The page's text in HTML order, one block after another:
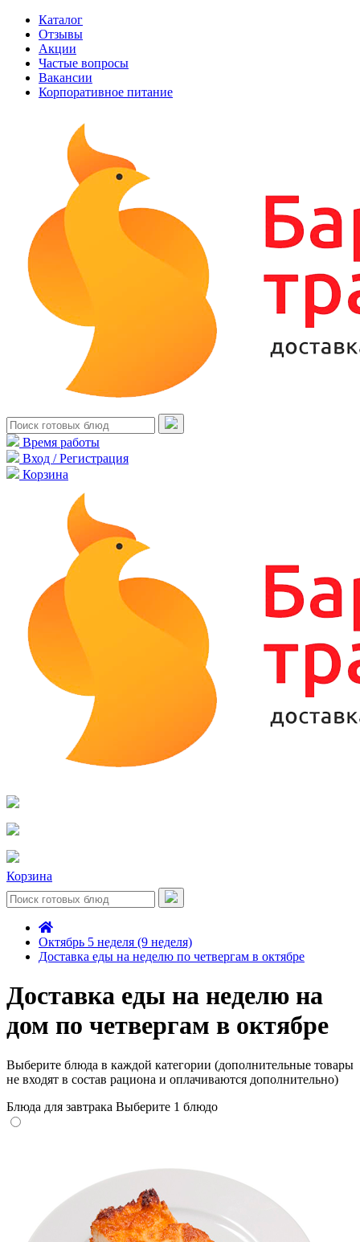
Каталог
Отзывы
Акции
Частые вопросы
Вакансии
Корпоративное питание
Время работы
Вход / Регистрация
Корзина
Корзина
Октябрь 5 неделя (9 неделя)
Доставка еды на неделю по четвергам в октябре
Доставка еды на неделю на
дом по четвергам в октябре
Выберите блюда в каждой категории (дополнительные товары
не входят в состав рациона и оплачиваются дополнительно)
Блюда для завтрака Выберите 1 блюдо